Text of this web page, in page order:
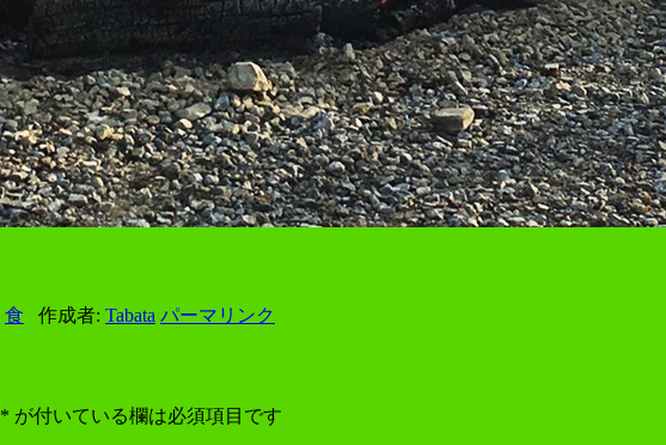
食 作成者: Tabata パーマリンク
* が付いている欄は必須項目です